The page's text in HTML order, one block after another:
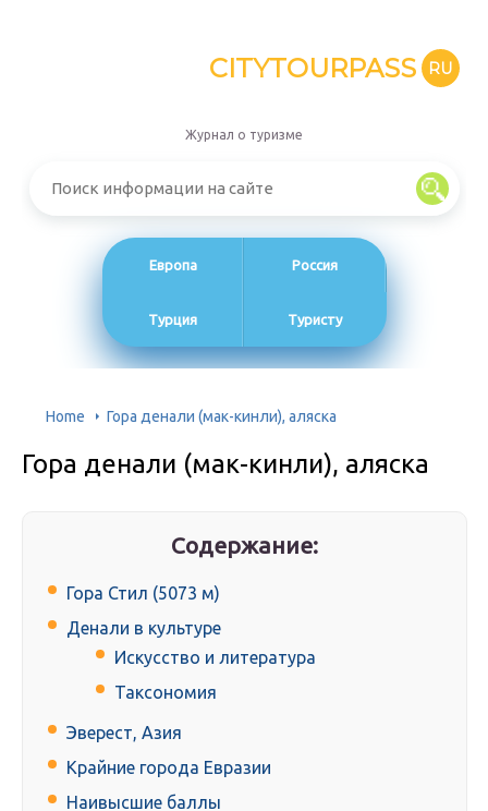
CITYTOURPASS RU
Журнал о туризме
Европа Россия
Турция Туристу
Home Гора денали (мак-кинли), аляска
Гора денали (мак-кинли), аляска
Содержание:
Гора Стил (5073 м)
Денали в культуре
Искусство и литература
Таксономия
Эверест, Азия
Крайние города Евразии
Наивысшие баллы